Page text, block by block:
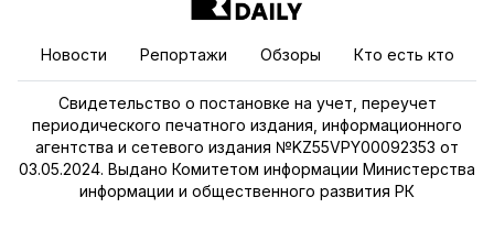
Новости Репортажи Обзоры Кто есть кто
Свидетельство о постановке на учет, переучет
периодического печатного издания, информационного
агентства и сетевого издания №KZ55VPY00092353 от
03.05.2024. Выдано Комитетом информации Министерства
информации и общественного развития РК